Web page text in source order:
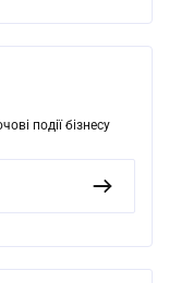
події бізнесу